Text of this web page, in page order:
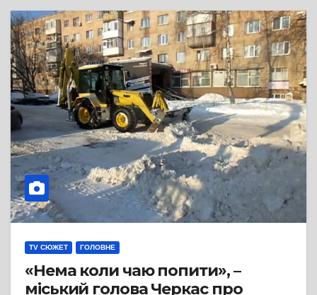
TV СЮЖЕТ ГОЛОВНЕ
«Нема коли чаю попити», –
міський голова Черкас про